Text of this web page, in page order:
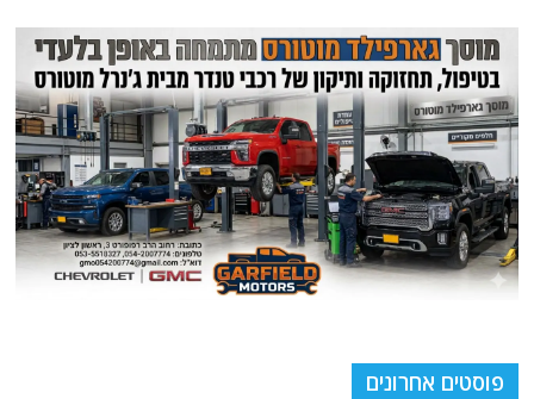
פוסטים אחרונים